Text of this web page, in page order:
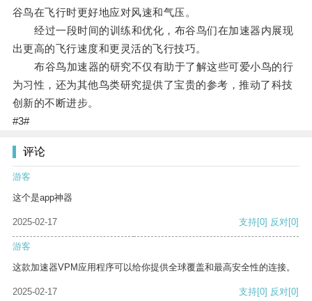
谷鸟在飞行时更好地应对风速和气压。
经过一段时间的训练和优化，布谷鸟们在加速器内展现
出更高的飞行速度和更灵活的飞行技巧。
布谷鸟加速器的研究不仅有助于了解这些可爱小鸟的行
为习性，还为其他鸟类研究提供了宝贵的参考，推动了科技
创新的不断进步。
#3#
评论
游客
这个是app神器
2025-02-17 支持[0] 反对[0]
游客
这款加速器VPM应用程序可以给你提供全球覆盖和最高安全性的连接。
2025-02-17 支持[0] 反对[0]